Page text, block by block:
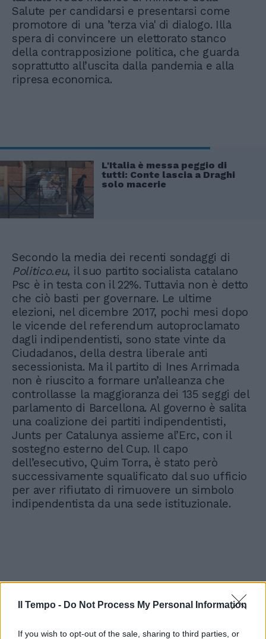
Il Tempo - Do Not Process My Personal Information
If you wish to opt-out of the sale, sharing to third parties, or
Salute per candidarsi e presentarsi come
promotore di una ’terza via' di dialogo. Illa
spera di convincere un elettorato stanco
della contrapposizione politica, che guarda
soprattutto all’uscita dalla pandemia e alla
ripresa economica.
L'Italia è messa peggio di
tutti: Conte lascia a Draghi
solo macerie
Secondo la media dei recenti sondaggi di
Politico.eu, il suo partito socialista catalano
Psc è in testa con il 22%. Tuttavia non è detto
che ciò basti per governare. Le ultime
elezioni, nel dicembre 2017, pochi mesi dopo
le vicende del referendum autoproclamato
dagli indipendentisti, sono state vinte da
Ciudadanos, della destra liberale anti
secessionista. Ma il partito di Ines Arrimada
non è riuscito a formare un’alleanza che
controllasse la maggioranza dei 135 seggi del
parlamento di Barcellona. Al governo è salita
una coalizione dei partiti indipendentisti,
Junts per Catalunya assieme al’Erc, con il
sostegno esterno del Cup. Il capo
dell’esecutivo, Quim Torra, è stato però
successivamente squalificato dal suo ufficio
per aver rifiutato di rimuovere un simbolo
indipendentista da una sede istituzionale.